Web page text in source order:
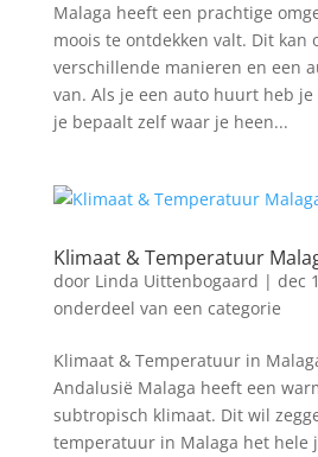
Malaga heeft een prachtige
moois te ontdekken valt. Dit kan
verschillende manieren en een
van. Als je een auto huurt heb
je bepaalt zelf waar je heen...
Klimaat & Temperatuur
door Linda Uittenbogaard | dec
onderdeel van een categorie
Klimaat & Temperatuur in
Andalusië Malaga heeft een
subtropisch klimaat. Dit wil
temperatuur in Malaga het hele